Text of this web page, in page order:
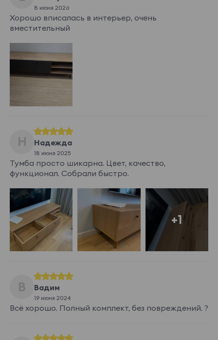
8 июня 2026
Хорошо вписалась в интерьер, очень
вместительный
Н Надежда
18 июня 2025
Тумба просто шикарна. Цвет, качество,
функционал. Собрали быстро.
+1
В Вадим
19 июня 2024
Всё хорошо. Полный комплект, без повреждений. ?